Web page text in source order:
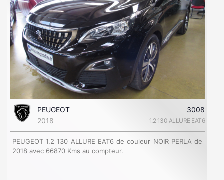
PEUGEOT
3008
2018
1.2 130 ALLURE EAT6
PEUGEOT 1.2 130 ALLURE EAT6 de couleur NOIR PERLA de
2018 avec 66870 Kms au compteur.